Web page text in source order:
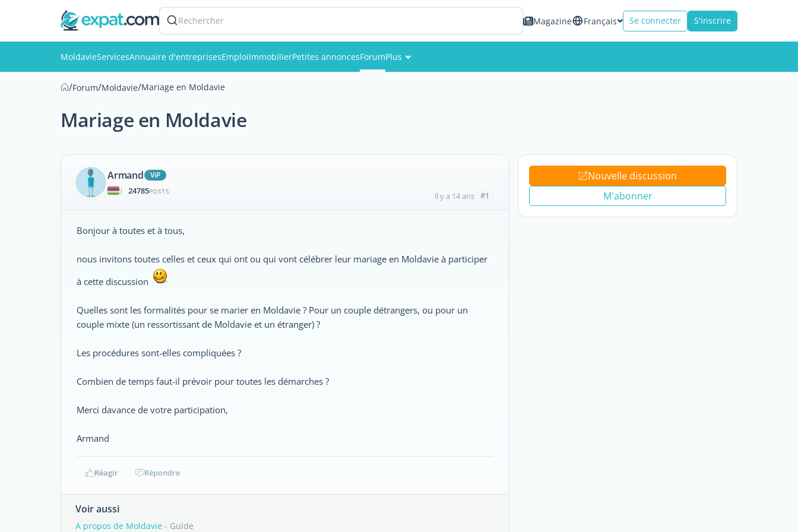
Rechercher Magazine Français Se connecter S'inscrire
MoldavieServicesAnnuaire d'entreprisesEmploiImmobilierPetites annoncesForumPlus
/Forum/Moldavie/Mariage en Moldavie
Mariage en Moldavie
Armand
ViP
|
24785POSTS il y a 14 ans #1
Bonjour à toutes et à tous,
nous invitons toutes celles et ceux qui ont ou qui vont célébrer leur mariage en Moldavie à participer
à cette discussion
Quelles sont les formalités pour se marier en Moldavie ? Pour un couple détrangers, ou pour un
couple mixte (un ressortissant de Moldavie et un étranger) ?
Les procédures sont-elles compliquées ?
Combien de temps faut-il prévoir pour toutes les démarches ?
Merci davance de votre participation,
Armand
Réagir Répondre
Voir aussi
A propos de Moldavie - Guide
Nouvelle discussion
M'abonner